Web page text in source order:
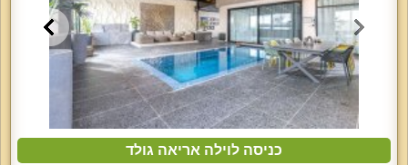
כניסה לוילה אריאה גולד